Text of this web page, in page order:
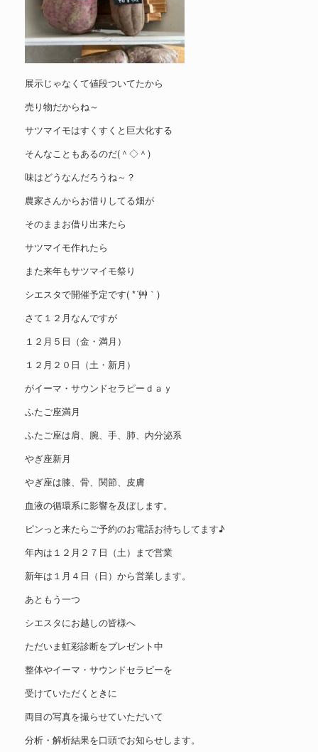
展示じゃなくて値段ついてたから
売り物だからね～
サツマイモはすくすくと巨大化する
そんなこともあるのだ(＾◇＾)
味はどうなんだろうね～？
農家さんからお借りしてる畑が
そのままお借り出来たら
サツマイモ作れたら
また来年もサツマイモ祭り
シエスタで開催予定です( *´艸｀)
さて１２月なんですが
１２月５日（金・満月）
１２月２０日（土・新月）
がイーマ・サウンドセラピーｄａｙ
ふたご座満月
ふたご座は肩、腕、手、肺、内分泌系
やぎ座新月
やぎ座は膝、骨、関節、皮膚
血液の循環系に影響を及ぼします。
ピンっと来たらご予約のお電話お待ちしてます♪
年内は１２月２７日（土）まで営業
新年は１月４日（日）から営業します。
あともう一つ
シエスタにお越しの皆様へ
ただいま虹彩診断をプレゼント中
整体やイーマ・サウンドセラピーを
受けていただくときに
両目の写真を撮らせていただいて
分析・解析結果を口頭でお知らせします。